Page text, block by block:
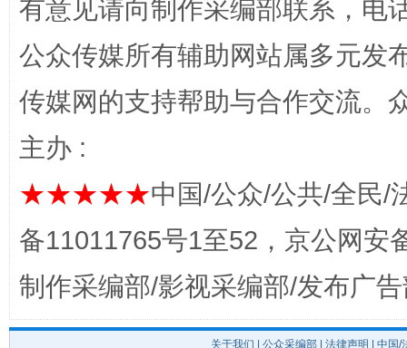
有意见请向制作采编部联系，电
公众传媒所有辅助网站属多元发
传媒网的支持帮助与合作交流。
主办 :
★★★★★中国/公众/公共/全民/
备11011765号1至52，京公网安
制作采编部/影视采编部/发布广
关于我们 公众采编部 法律声明 | 中国